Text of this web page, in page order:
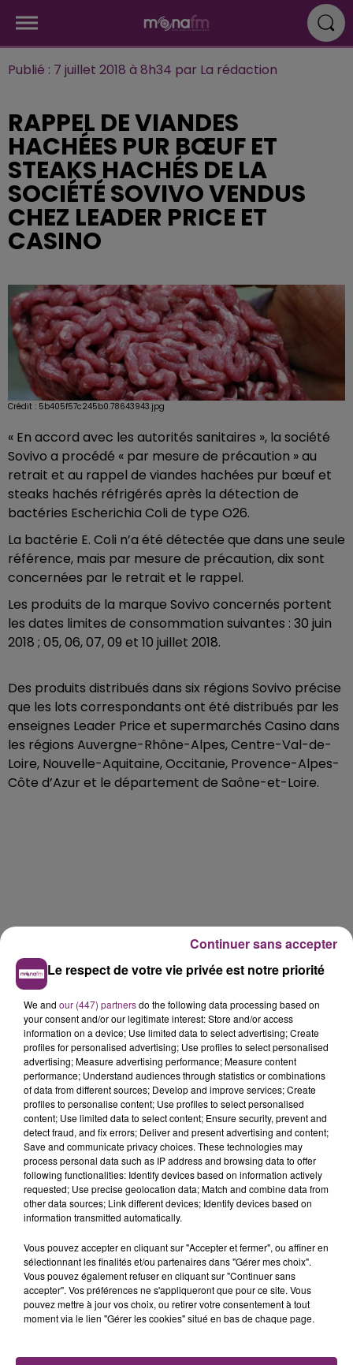
Publié : 7 juillet 2018 à 8h34 par La rédaction
RAPPEL DE VIANDES
HACHÉES PUR BŒUF ET
STEAKS HACHÉS DE LA
SOCIÉTÉ SOVIVO VENDUS
CHEZ LEADER PRICE ET
CASINO
Crédit : 5b405f57c245b0.78643943.jpg
« En accord avec les autorités sanitaires », la société
Sovivo a procédé « par mesure de précaution » au
retrait et au rappel de viandes hachées pur bœuf et
steaks hachés réfrigérés après la détection de
bactéries Escherichia Coli de type O26.
La bactérie E. Coli n’a été détectée que dans une seule
référence, mais par mesure de précaution, dix sont
concernées par le retrait et le rappel.
Les produits de la marque Sovivo concernés portent
les dates limites de consommation suivantes : 30 juin
2018 ; 05, 06, 07, 09 et 10 juillet 2018.
Des produits distribués dans six régions Sovivo précise
que les lots correspondants ont été distribués par les
enseignes Leader Price et supermarchés Casino dans
les régions Auvergne-Rhône-Alpes, Centre-Val-de-
Loire, Nouvelle-Aquitaine, Occitanie, Provence-Alpes-
Côte d’Azur et le département de Saône-et-Loire.
La Bulle - Guinguette éphémère
de Frelinghien !
Le respect de votre vie privée est notre priorité
We and our (447) partnersdo the following data processing based on
your consent and/or our legitimate interest: Store and/or access
information on a device; Use limited data to select advertising; Create
profiles for personalised advertising; Use profiles to select personalised
advertising; Measure advertising performance; Measure content
performance; Understand audiences through statistics or combinations
of data from different sources; Develop and improve services; Create
profiles to personalise content; Use profiles to select personalised
content; Use limited data to select content; Ensure security, prevent and
detect fraud, and fix errors; Deliver and present advertising and content;
Save and communicate privacy choices. These technologies may
process personal data such as IP address and browsing data to offer
following functionalities: Identify devices based on information actively
requested; Use precise geolocation data; Match and combine data from
other data sources; Link different devices; Identify devices based on
information transmitted automatically.
Vous pouvez accepter en cliquant sur "Accepter et fermer", ou affiner en
sélectionnant les finalités et/ou partenaires dans "Gérer mes choix".
Vous pouvez également refuser en cliquant sur "Continuer sans
accepter". Vos préférences ne s'appliqueront que pour ce site. Vous
pouvez mettre à jour vos choix, ou retirer votre consentement à tout
moment via le lien "Gérer les cookies" situé en bas de chaque page.
Continuer sans accepter